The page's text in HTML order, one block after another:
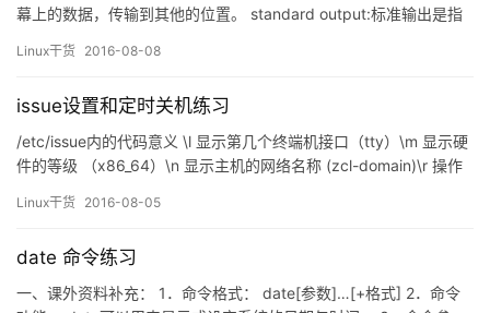
幕上的数据，传输到其他的位置。 standard output:标准输出是指
后，所回传的错误讯息。 1标准输入（stdin）：代码为0，使用<
Linux干货 2016-08-08
issue设置和定时关机练习
/etc/issue内的代码意义 \l 显示第几个终端机接口（tty）\m 显示硬
件的等级 （x86_64）\n 显示主机的网络名称 (zcl-domain)\r 操作
\d显示本地端的日期 （2016-8-5）\s 操作系统的名称（linux） 练
Linux干货 2016-08-05
date 命令练习
一、课外资料补充： 1．命令格式： date[参数]…[+格式] 2．命令